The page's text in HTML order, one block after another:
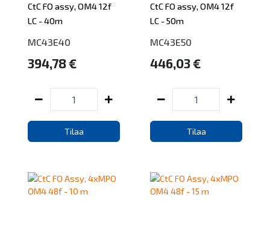
CtC FO assy, OM4 12f
LC - 40m
MC43E40
394,78 €
Tilaa
CtC FO assy, OM4 12f
LC - 50m
MC43E50
446,03 €
Tilaa